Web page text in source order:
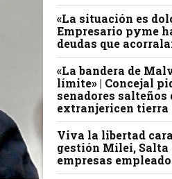
«La situación es
Empresario pyme
deudas que
«La bandera de
límite» | Concejal
senadores salteños
extranjericen tierra
Viva la libertad
gestión Milei, Salta
empresas